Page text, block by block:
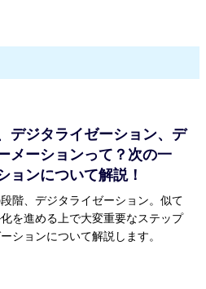
デジタライゼーション、デ
メーションって？次の一
ョンについて解説！
階、デジタライゼーション。似て
を進める上で大変重要なステップ
ションについて解説します。